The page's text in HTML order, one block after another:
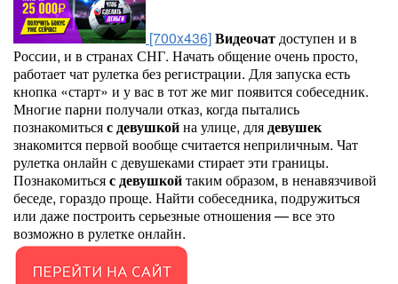
[700x436]Видеочатдоступен и в
России, и в странах СНГ. Начать общение очень просто,
работает чат рулетка без регистрации. Для запуска есть
кнопка «старт» и у вас в тот же миг появится собеседник.
Многие парни получали отказ, когда пытались
познакомитьсясдевушкойна улице, длядевушек
знакомится первой вообще считается неприличным. Чат
рулетка онлайн с девушеками стирает эти границы.
Познакомитьсясдевушкойтаким образом, в ненавязчивой
беседе, гораздо проще. Найти собеседника, подружиться
или даже построить серьезные отношения — все это
возможно в рулетке онлайн.